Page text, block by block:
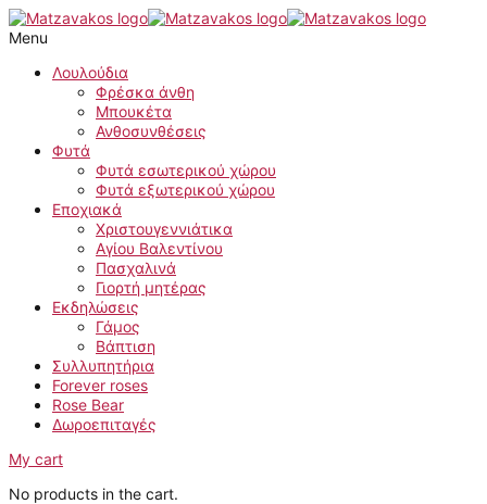
Skip
to
content
Menu
Λουλούδια
Φρέσκα άνθη
Μπουκέτα
Ανθοσυνθέσεις
Φυτά
Φυτά εσωτερικού χώρου
Φυτά εξωτερικού χώρου
Εποχιακά
Χριστουγεννιάτικα
Αγίου Βαλεντίνου
Πασχαλινά
Γιορτή μητέρας
Εκδηλώσεις
Γάμος
Βάπτιση
Συλλυπητήρια
Forever roses
Rose Bear
Δωροεπιταγές
My cart
No products in the cart.
Rose
in
rotten
apple
color
quantity